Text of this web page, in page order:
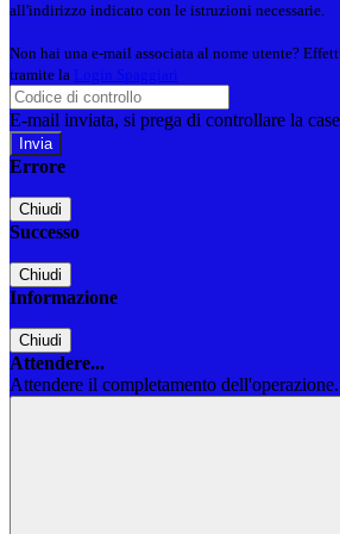
all'indirizzo indicato con le istruzioni necessarie.
Non hai una e-mail associata al nome utente?
tramite la
E-mail inviata, si prega di controllare la
Errore
Chiudi
Successo
Chiudi
Informazione
Chiudi
Attendere...
Attendere il completamento